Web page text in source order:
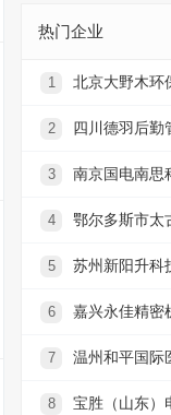
热门企业
1 北京大野木环
2 四川德羽后勤
3 南京国电南思
4
5 苏州新阳升科
6 嘉兴永佳精密
7 温州和平国际
8 宝胜（山东）